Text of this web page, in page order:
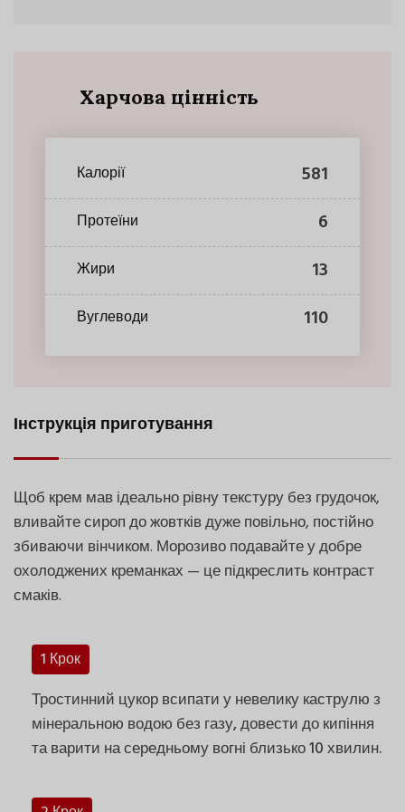
Харчова цінність
Калорії 581
Протеїни 6
Жири 13
Вуглеводи 110
Інструкція приготування
Щоб крем мав ідеально рівну текстуру без грудочок,
вливайте сироп до жовтків дуже повільно, постійно
збиваючи вінчиком. Морозиво подавайте у добре
охолоджених креманках — це підкреслить контраст
смаків.
1 Крок
Тростинний цукор всипати у невелику каструлю з
мінеральною водою без газу, довести до кипіння
та варити на середньому вогні близько 10 хвилин.